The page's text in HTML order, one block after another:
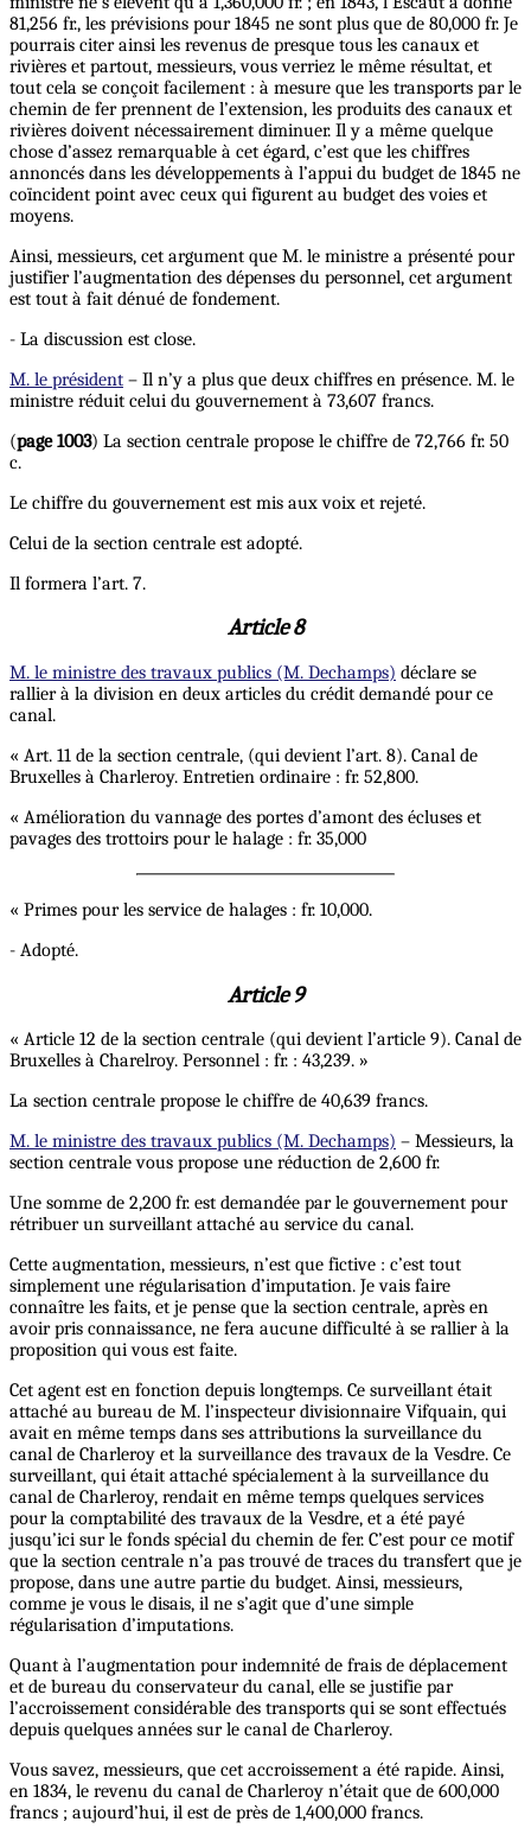
81,256 fr., les prévisions pour 1845 ne sont plus que de 80,000 fr. Je
pourrais citer ainsi les revenus de presque tous les canaux et
rivières et partout, messieurs, vous verriez le même résultat, et
tout cela se conçoit facilement : à mesure que les transports par le
chemin de fer prennent de l’extension, les produits des canaux et
rivières doivent nécessairement diminuer. Il y a même quelque
chose d’assez remarquable à cet égard, c’est que les chiffres
annoncés dans les développements à l’appui du budget de 1845 ne
coïncident point avec ceux qui figurent au budget des voies et
moyens.
Ainsi, messieurs, cet argument que M. le ministre a présenté pour
justifier l’augmentation des dépenses du personnel, cet argument
est tout à fait dénué de fondement.
- La discussion est close.
M. le président – Il n’y a plus que deux chiffres en présence. M. le
ministre réduit celui du gouvernement à 73,607 francs.
(page 1003) La section centrale propose le chiffre de 72,766 fr. 50
c.
Le chiffre du gouvernement est mis aux voix et rejeté.
Celui de la section centrale est adopté.
Il formera l’art. 7.
Article 8
M. le ministre des travaux publics (M. Dechamps) déclare se
rallier à la division en deux articles du crédit demandé pour ce
canal.
« Art. 11 de la section centrale, (qui devient l’art. 8). Canal de
Bruxelles à Charleroy. Entretien ordinaire : fr. 52,800.
« Amélioration du vannage des portes d’amont des écluses et
pavages des trottoirs pour le halage : fr. 35,000
« Primes pour les service de halages : fr. 10,000.
- Adopté.
Article 9
« Article 12 de la section centrale (qui devient l’article 9). Canal de
Bruxelles à Charelroy. Personnel : fr. : 43,239. »
La section centrale propose le chiffre de 40,639 francs.
M. le ministre des travaux publics (M. Dechamps) – Messieurs, la
section centrale vous propose une réduction de 2,600 fr.
Une somme de 2,200 fr. est demandée par le gouvernement pour
rétribuer un surveillant attaché au service du canal.
Cette augmentation, messieurs, n’est que fictive : c’est tout
simplement une régularisation d’imputation. Je vais faire
connaître les faits, et je pense que la section centrale, après en
avoir pris connaissance, ne fera aucune difficulté à se rallier à la
proposition qui vous est faite.
Cet agent est en fonction depuis longtemps. Ce surveillant était
attaché au bureau de M. l’inspecteur divisionnaire Vifquain, qui
avait en même temps dans ses attributions la surveillance du
canal de Charleroy et la surveillance des travaux de la Vesdre. Ce
surveillant, qui était attaché spécialement à la surveillance du
canal de Charleroy, rendait en même temps quelques services
pour la comptabilité des travaux de la Vesdre, et a été payé
jusqu’ici sur le fonds spécial du chemin de fer. C’est pour ce motif
que la section centrale n’a pas trouvé de traces du transfert que je
propose, dans une autre partie du budget. Ainsi, messieurs,
comme je vous le disais, il ne s’agit que d’une simple
régularisation d’imputations.
Quant à l’augmentation pour indemnité de frais de déplacement
et de bureau du conservateur du canal, elle se justifie par
l’accroissement considérable des transports qui se sont effectués
depuis quelques années sur le canal de Charleroy.
Vous savez, messieurs, que cet accroissement a été rapide. Ainsi,
en 1834, le revenu du canal de Charleroy n’était que de 600,000
francs ; aujourd’hui, il est de près de 1,400,000 francs.